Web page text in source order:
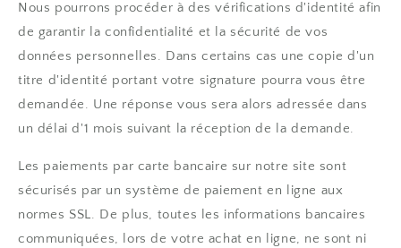
Nous pourrons procéder à des vérifications d'identité afin
de garantir la confidentialité et la sécurité de vos
données personnelles. Dans certains cas une copie d'un
titre d'identité portant votre signature pourra vous être
demandée. Une réponse vous sera alors adressée dans
un délai d'1 mois suivant la réception de la demande.
Les paiements par carte bancaire sur notre site sont
sécurisés par un système de paiement en ligne aux
normes SSL. De plus, toutes les informations bancaires
communiquées, lors de votre achat en ligne, ne sont ni